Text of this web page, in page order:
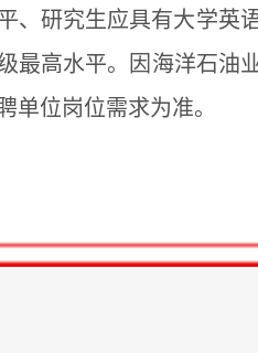
、研究生应具有大学英
最高水平。因海洋石
单位岗位需求为准。